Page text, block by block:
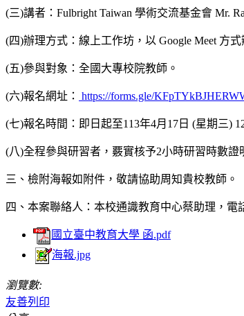
(三)講者：Fulbright Taiwan 學術交流基金會 Mr.
(四)辦理方式：線上工作坊，以 Google Meet 方式
(五)參與對象：全國大專校院教師。
(六)報名網址： https://forms.gle/
(七)報名時間：即日起至113年4月17日 (星期三)
(八)全程參與研習者，覈實核予2小時研習時數證
三、檢附海報如附件，敬請協助周知貴校教師。
四、本案聯絡人：本校通識教育中心蔡助理，電
國立臺中教育大學 函.pdf
海報.jpg
瀏覽數:
友善列印